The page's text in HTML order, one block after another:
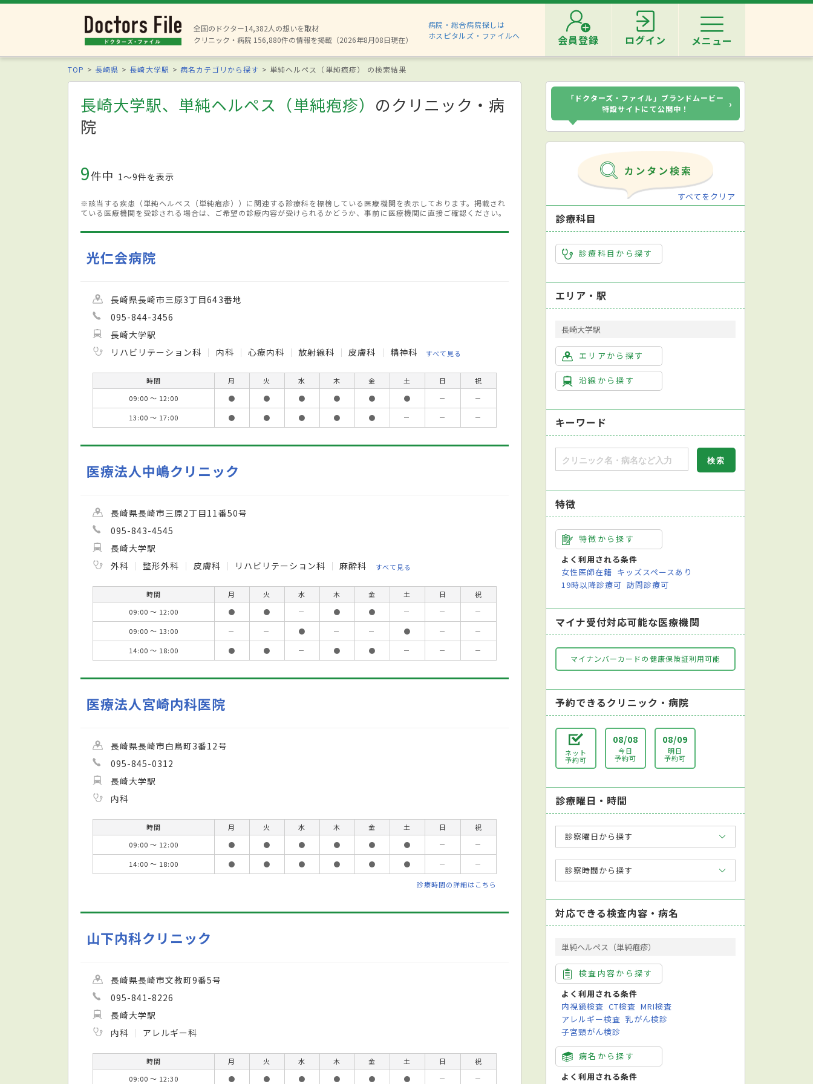
全国のドクター14,382人の想いを取材
クリニック・病院 156,880件の情報を掲載（2026年8月08日現在）
病院・総合病院探しは
ホスピタルズ・ファイルへ
会員登録 ログイン メニュー
TOP 長崎県 長崎大学駅 病名カテゴリから探す 単純ヘルペス（単純疱疹） の検索結果
長崎大学駅、単純ヘルペス（単純疱疹） のクリニック・病
院
9件中 1〜9件を表示
※該当する疾患（単純ヘルペス（単純疱疹））に関連する診療科を標榜している医療機関を表示しております。掲載され
ている医療機関を受診される場合は、ご希望の診療内容が受けられるかどうか、事前に医療機関に直接ご確認ください。
光仁会病院
長崎県長崎市三原3丁目643番地
095-844-3456
長崎大学駅
リハビリテーション科
内科 心療内科 放射線科 皮膚科 精神科 すべて見る
時間 月 火 水 木 金 土 日
祝
09:00 ～ 12:00
● ● ● ● ● ● －
－
13:00 ～ 17:00
● ● ● ● ● － － －
医療法人中嶋クリニック
長崎県長崎市三原2丁目11番50号
095-843-4545
長崎大学駅
外科
整形外科 皮膚科 リハビリテーション科 麻酔科 すべて見る
時間 月 火 水 木 金 土 日
祝
09:00 ～ 12:00
● ● － ● ● － －
－
09:00 ～ 13:00
－ － ● － － ● －
－
14:00 ～ 18:00
● ● － ● ● － － －
医療法人宮崎内科医院
長崎県長崎市白鳥町3番12号
095-845-0312
長崎大学駅
内科
時間 月 火 水 木 金 土 日
祝
09:00 ～ 12:00
● ● ● ● ● ● －
－
14:00 ～ 18:00
● ● ● ● ● ● － －
診療時間の詳細はこちら
山下内科クリニック
長崎県長崎市文教町9番5号
095-841-8226
長崎大学駅
内科
アレルギー科
時間 月 火 水 木 金 土 日
祝
09:00 ～ 12:30
● ● ● ● ● ● －
－
「ドクターズ・ファイル」ブランドムービー
特設サイトにて公開中！
›
すべてをクリア
診療科目
診療科目から探す
エリア・駅
長崎大学駅
エリアから探す
沿線から探す
キーワード
特徴
特徴から探す
よく利用される条件
女性医師在籍 キッズスペースあり
19時以降診療可 訪問診療可
マイナ受付対応可能な医療機関
マイナンバーカードの健康保険証利用可能
予約できるクリニック・病院
ネット
予約可
08/08
今日
予約可
08/09
明日
予約可
診療曜日・時間
診察曜日から探す
診察時間から探す
対応できる検査内容・病名
単純ヘルペス（単純疱疹）
検査内容から探す
よく利用される条件
内視鏡検査 CT検査 MRI検査
アレルギー検査 乳がん検診
子宮頸がん検診
病名から探す
よく利用される条件